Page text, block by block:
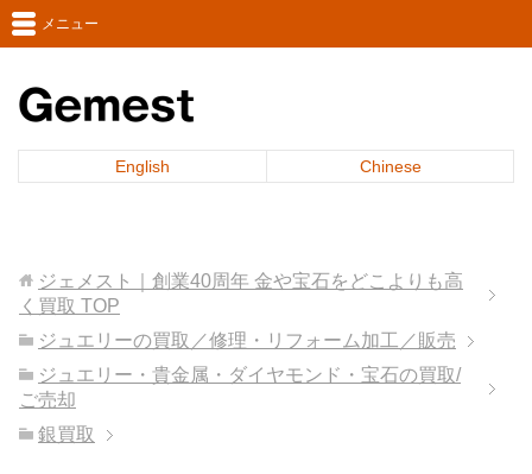
English Chinese
メニュー
ジェメスト｜創業40周年 金や宝石をどこよりも高
く買取 TOP
ジュエリーの買取／修理・リフォーム加工／販売
ジュエリー・貴金属・ダイヤモンド・宝石の買取/
ご売却
銀買取